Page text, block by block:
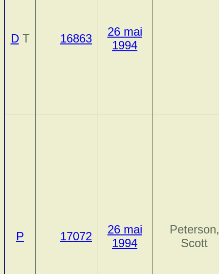
DT 16863
26 mai
1994
P 17072
26 mai
1994
Peterson,
Scott